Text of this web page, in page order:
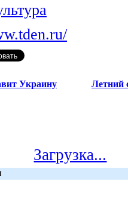
Украину
Летний
Загрузка...